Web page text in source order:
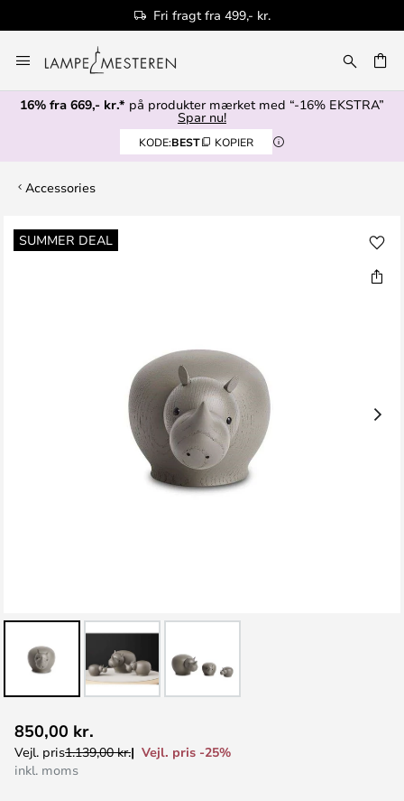
Fri fragt fra 499,- kr.
to
Content
16% fra 669,- kr.* på produkter mærket med “-16% EKSTRA”
Spar nu!
KODE:BEST KOPIER
Accessories
SUMMER DEAL
Gå
til
til
starten
850,00 kr.
Vejl. pris1.139,00 kr.
Vejl. pris -25%
inkl. moms